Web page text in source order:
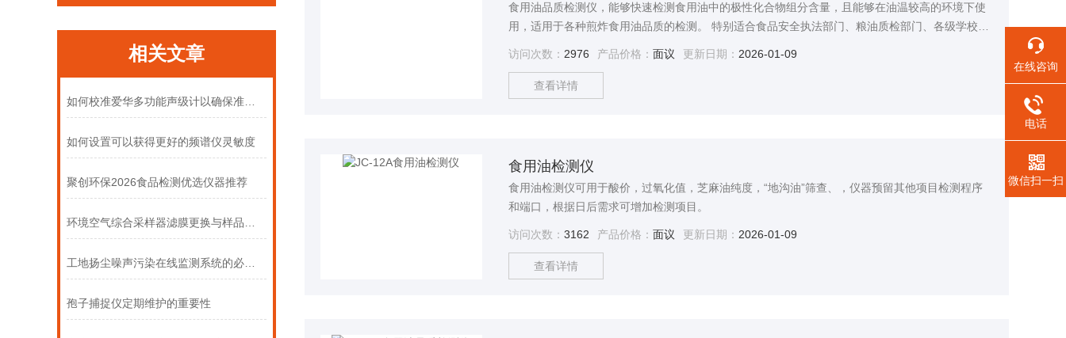
相关文章
如何设置可以获得更好的频谱仪灵敏度
聚创环保2026食品检测优选仪器推荐
孢子捕捉仪定期维护的重要性
食用油品质检测仪，能够快速检测食用油中的极性化合物组分含量，且能够在油温较高的环境下使
用，适用于各种煎炸食用油品质的检测。 特别适合食品安全执法部门、粮油质检部门、各级学校餐
食品安全的目的。
访问次数： 2976 产品价格：面议 更新日期： 2026-01-09
查看详情
食用油检测仪
食用油检测仪可用于酸价，过氧化值，芝麻油纯度，“地沟油”筛查、，仪器预留其他项目检测程序
和端口，根据日后需求可增加检测项目。
访问次数：3162 产品价格：面议 更新日期： 2026-01-09
查看详情
在线咨询
电话
微信扫一扫